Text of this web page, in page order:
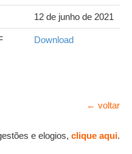
12 de junho de 2021
Download
← voltar
e elogios, clique aqui.